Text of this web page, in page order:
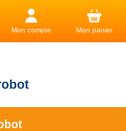
Mon compte Mon panier